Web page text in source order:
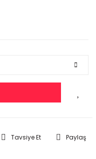
Tavsiye Et Paylaş